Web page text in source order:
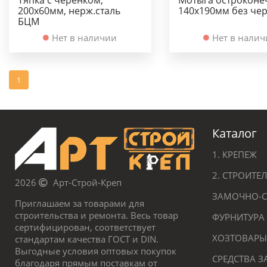
200х60мм, нерж.сталь
БЦМ
Нет в наличии
140х190мм без
Нет в
1
2026
Арт-Строй-Креп
Приглашаем за товарами для
строительства и ремонта. Весь товар
сертифицирован, соответствует
стандартам качества ГОСТ и DIN.
Выгодные условия оптовых покупок
благодаря прямым поставкам от
Каталог
1. КРЕПЕЖ
2.
ЗАМОЧНО-
ХОЗТОВАРЫ
СРЕДСТВА